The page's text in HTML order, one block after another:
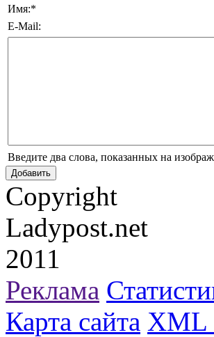
Имя:*
E-Mail:
Введите два слова, показанных на
Copyright
Ladypost.net
2011
Реклама
Карта сайта XML